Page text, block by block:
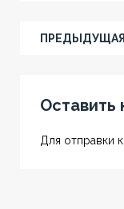
ПРЕДЫДУЩАЯ
Оставить
Для отправки